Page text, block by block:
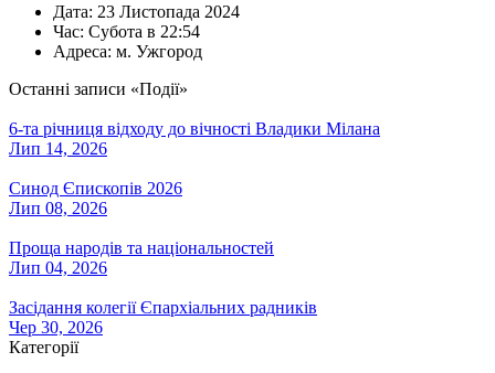
Дата: 23 Листопада 2024
Час: Субота в 22:54
Адреса: м. Ужгород
Останні записи «Події»
6-та річниця відходу до вічності Владики Мілана
Лип 14, 2026
Синод Єпископів 2026
Лип 08, 2026
Проща народів та національностей
Лип 04, 2026
Засідання колегії Єпархіальних радників
Чер 30, 2026
Категорії